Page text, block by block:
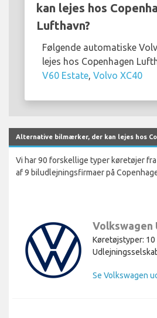
kan lejes hos
Lufthavn?
Følgende automatiske
lejes hos Copenhagen
V60 Estate Volvo XC40
Alternative bilmærker, der kan lejes hos
Vi har 90 forskellige typer køretøjer
af 9 biludlejningsfirmaer på
Volkswagen
Køretøjstyper: 10
Se Volkswagen